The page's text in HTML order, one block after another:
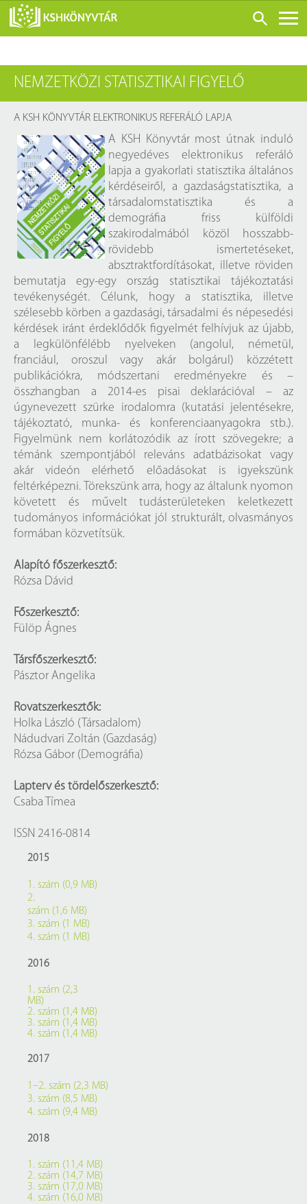
RÓLUNK
LÁTOGATÁS ELŐTT
SZOLGÁLTATÁSOK
KONFERENCIÁK
ADATBÁZISOK
BLOG
KIADVÁNYOK
NEMZETKÖZI STATISZTIKAI FIGYELŐ
A KSH KÖNYVTÁR ELEKTRONIKUS REFERÁLÓ LAPJA
A KSH Könyvtár most útnak induló
negyedéves elektronikus referáló
lapja a gyakorlati statisztika általános
kérdéseiről, a gazdaságstatisztika, a
társadalomstatisztika és a
demográfia friss külföldi
szakirodalmából közöl hosszabb-
rövidebb ismertetéseket,
absztraktfordításokat, illetve röviden
bemutatja egy-egy ország statisztikai tájékoztatási
tevékenységét. Célunk, hogy a statisztika, illetve
szélesebb körben a gazdasági, társadalmi és népesedési
kérdések iránt érdeklődők figyelmét felhívjuk az újabb,
a legkülönfélébb nyelveken (angolul, németül,
franciául, oroszul vagy akár bolgárul) közzétett
publikációkra, módszertani eredményekre és –
összhangban a 2014-es pisai deklarációval – az
úgynevezett szürke irodalomra (kutatási jelentésekre,
tájékoztató, munka- és konferenciaanyagokra stb.).
Figyelmünk nem korlátozódik az írott szövegekre; a
témánk szempontjából releváns adatbázisokat vagy
akár videón elérhető előadásokat is igyekszünk
feltérképezni. Törekszünk arra, hogy az általunk nyomon
követett és művelt tudásterületeken keletkezett
tudományos információkat jól strukturált, olvasmányos
formában közvetítsük.
Alapító főszerkesztő:
Rózsa Dávid
Főszerkesztő:
Fülöp Ágnes
Társfőszerkesztő:
Pásztor Angelika
Rovatszerkesztők:
Holka László (Társadalom)
Nádudvari Zoltán (Gazdaság)
Rózsa Gábor (Demográfia)
Lapterv és tördelőszerkesztő:
Csaba Tímea
ISSN 2416-0814
2015
1. szám (0,9 MB)
2.
szám (1,6 MB)
3. szám (1 MB)
4. szám (1 MB)
2016
1. szám (2,3
MB)
2. szám (1,4 MB)
3. szám (1,4 MB)
4. szám (1,4 MB)
2017
1–2. szám (2,3 MB)
3. szám (8,5 MB)
4. szám (9,4 MB)
2018
1. szám (11,4 MB)
2. szám (14,7 MB)
3. szám (17,0 MB)
4. szám (16,0 MB)